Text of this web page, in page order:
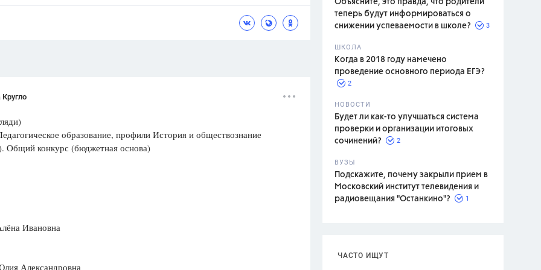
Объясните, это правда, что родители
теперь будут информироваться о
снижении успеваемости в школе?
3
ШКОЛА
Когда в 2018 году намечено
проведение основного периода ЕГЭ?
2
НОВОСТИ
Будет ли как-то улучшаться система
проверки и организации итоговых
сочинений?
2
ВУЗЫ
Подскажите, почему закрыли прием в
Московский институт телевидения и
радиовещания "Останкино"?
1
ЧАСТО ИЩУТ
Кругло
образование, профили История и обществознание
Общий конкурс (бюджетная основа)
Ивановна
Александровна